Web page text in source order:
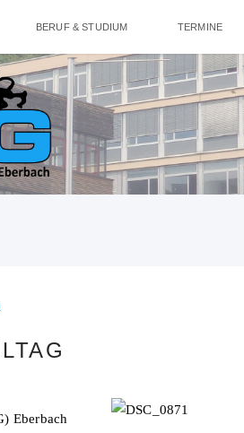
BERUF & STUDIUM TERMINE
Eberbach